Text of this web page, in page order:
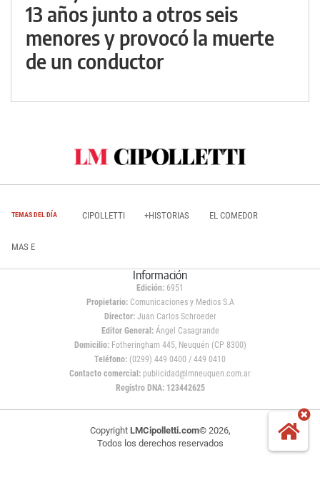
13 años junto a otros seis
menores y provocó la muerte
de un conductor
TEMAS DEL DÍA CIPOLLETTI +HISTORIAS EL COMEDOR
MAS E
Información
Edición: 6951
Propietario:Comunicaciones y Medios S.A
Director: Juan Carlos Schroeder
Editor General:Ángel Casagrande
Domicilio:Fotheringham 445, Neuquén (CP 8300)
Teléfono: (0299) 449 0400 / 449 0410
Contacto comercial: publicidad@lmneuquen.com.ar
Registro DNA: 123442625
Copyright LMCipolletti.com© 2026,
Todos los derechos reservados